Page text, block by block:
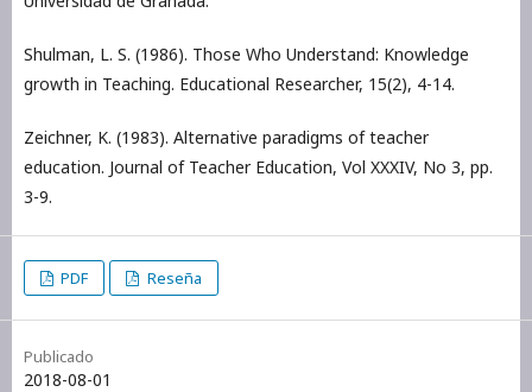
Shulman, L. S. (1986). Those Who Understand: Knowledge
growth in Teaching. Educational Researcher, 15(2), 4-14.
Zeichner, K. (1983). Alternative paradigms of teacher
education. Journal of Teacher Education, Vol XXXIV, No 3, pp.
3-9.
PDF Reseña
Publicado
2018-08-01